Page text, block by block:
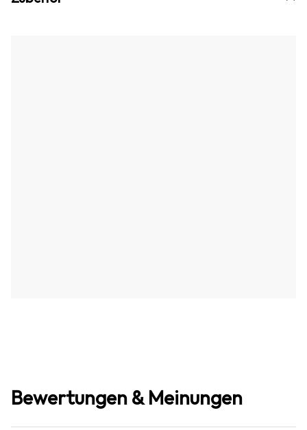
Bewertungen & Meinungen